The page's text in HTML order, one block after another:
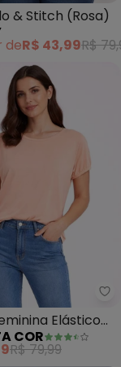
& Stitch (Rosa)
deR$ 43,99R$
Feminina
Elástico
(Rosa)
COR
R$ 79,99